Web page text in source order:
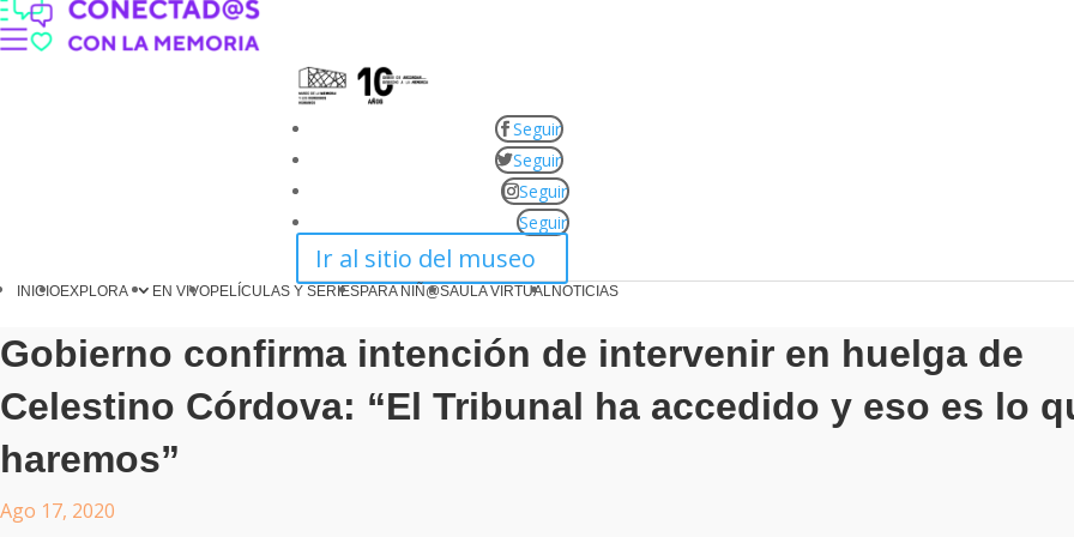
Seguir
Seguir
Seguir
Seguir
Ir al sitio del museo
INICIOEXPLORA EN VIVOPELÍCULAS Y SERIESPARA NIÑ@SAULA VIRTUAL NOTICIAS
Gobierno confirma intención de intervenir en huelga de
Celestino Córdova: “El Tribunal ha accedido y eso es lo
haremos”
Ago 17, 2020